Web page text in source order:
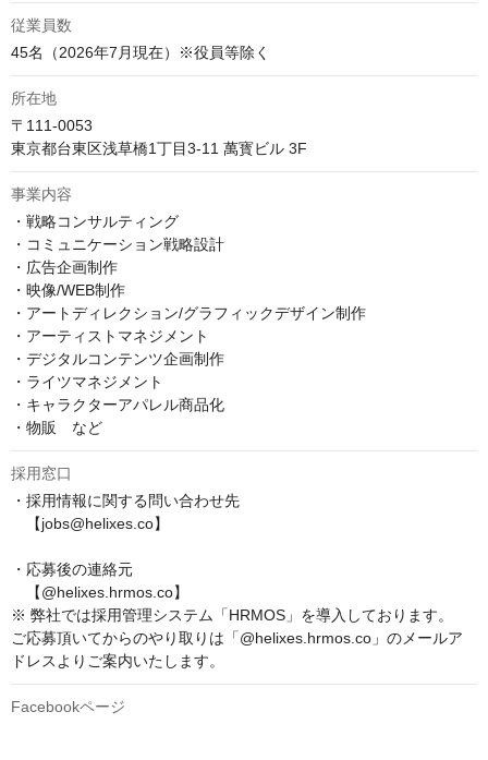
従業員数
45名（2026年7月現在）※役員等除く
所在地
〒111-0053
東京都台東区浅草橋1丁目3-11 萬寳ビル 3F
事業内容
・戦略コンサルティング
・コミュニケーション戦略設計
・広告企画制作
・映像/WEB制作
・アートディレクション/グラフィックデザイン制作
・アーティストマネジメント
・デジタルコンテンツ企画制作
・ライツマネジメント
・キャラクターアパレル商品化
・物販　など
採用窓口
・採用情報に関する問い合わせ先
【jobs@helixes.co】
・応募後の連絡元
【@helixes.hrmos.co】
※ 弊社では採用管理システム「HRMOS」を導入しております。
ご応募頂いてからのやり取りは「@helixes.hrmos.co」のメールア
ドレスよりご案内いたします。
Facebookページ